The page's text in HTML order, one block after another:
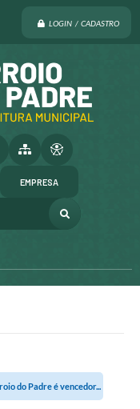
LOGIN / CADASTRO
EMPRESA
do Padre é vencedor...